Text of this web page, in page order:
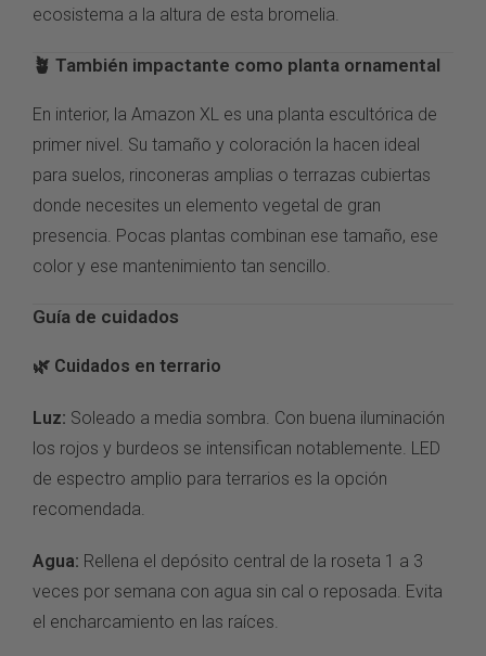
ecosistema a la altura de esta bromelia.
🪴 También impactante como planta ornamental
En interior, la Amazon XL es una planta escultórica de
primer nivel. Su tamaño y coloración la hacen ideal
para suelos, rinconeras amplias o terrazas cubiertas
donde necesites un elemento vegetal de gran
presencia. Pocas plantas combinan ese tamaño, ese
color y ese mantenimiento tan sencillo.
Guía de cuidados
🌿 Cuidados en terrario
Luz: Soleado a media sombra. Con buena iluminación
los rojos y burdeos se intensifican notablemente. LED
de espectro amplio para terrarios es la opción
recomendada.
Agua: Rellena el depósito central de la roseta 1 a 3
veces por semana con agua sin cal o reposada. Evita
el encharcamiento en las raíces.